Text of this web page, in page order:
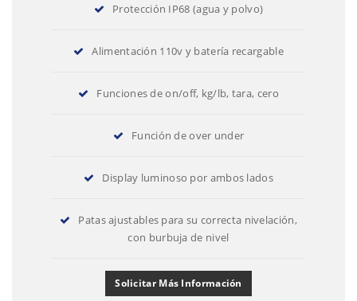
Protección IP68 (agua y polvo)
Alimentación 110v y batería recargable
Funciones de on/off, kg/lb, tara, cero
Función de over under
Display luminoso por ambos lados
Patas ajustables para su correcta nivelación,
con burbuja de nivel
Solicitar Más Información